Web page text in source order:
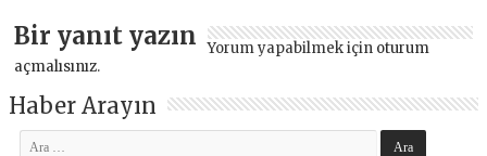
Bir yanıt yazın Yorum yapabilmek için oturum
açmalısınız.
Haber Arayın